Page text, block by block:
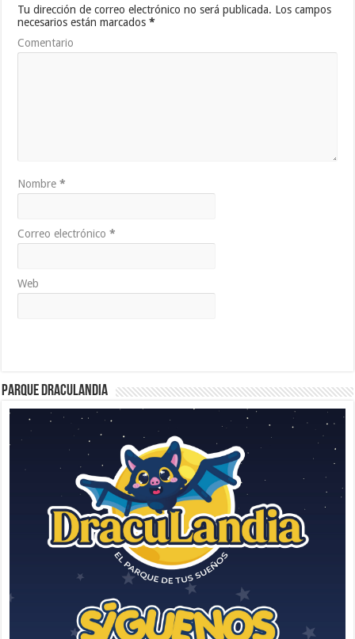
Tu dirección de correo electrónico no será publicada. Los campos
necesarios están marcados*
Comentario
Nombre*
Correo electrónico*
Web
Parque Draculandia